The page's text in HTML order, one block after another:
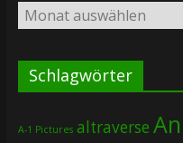
Archiv
Schlagwörter
A-1 Pictures altraverse